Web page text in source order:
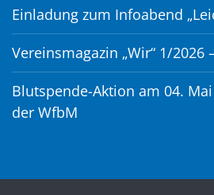
Einladung zum Infoabend
Vereinsmagazin „Wir“ 1/2026
Blutspende-Aktion am 04.
der WfbM